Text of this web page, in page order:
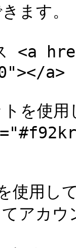
ます。
<a
a>
を使用
使用し
アカ